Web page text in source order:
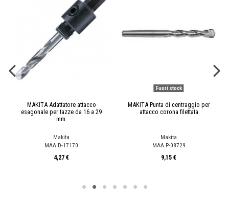
MAKITA Adattatore attacco
esagonale per tazze da 16 a 29
mm.
Makita
MAA.D-17170
4,27 €
Fuori stock
MAKITA Punta di centraggio per
attacco corona filettata
Makita
MAA.P-08729
9,15 €